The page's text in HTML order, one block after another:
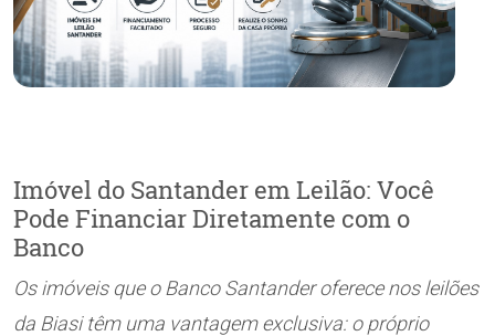
Imóvel do Santander em Leilão: Você
Pode Financiar Diretamente com o
Banco
Os imóveis que o Banco Santander oferece nos leilões
da Biasi têm uma vantagem exclusiva: o próprio